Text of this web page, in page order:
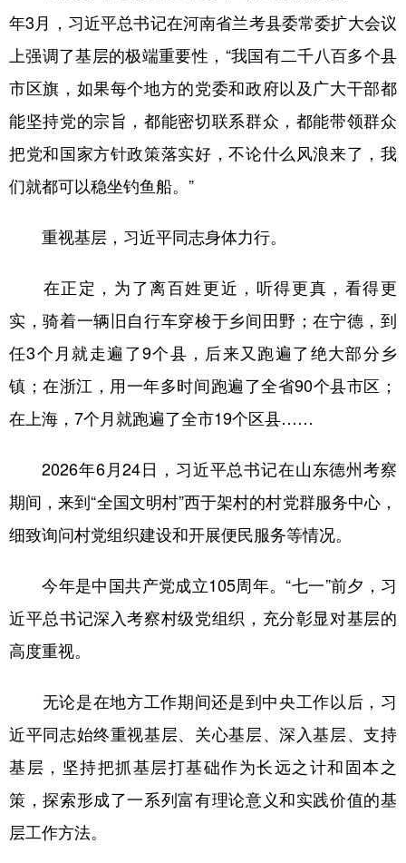
年3月，习近平总书记在河南省兰考县委常委扩大会议
上强调了基层的极端重要性，“我国有二千八百多个县
市区旗，如果每个地方的党委和政府以及广大干部都
能坚持党的宗旨，都能密切联系群众，都能带领群众
把党和国家方针政策落实好，不论什么风浪来了，我
们就都可以稳坐钓鱼船。”
重视基层，习近平同志身体力行。
在正定，为了离百姓更近，听得更真，看得更
实，骑着一辆旧自行车穿梭于乡间田野；在宁德，到
任3个月就走遍了9个县，后来又跑遍了绝大部分乡
镇；在浙江，用一年多时间跑遍了全省90个县市区；
在上海，7个月就跑遍了全市19个区县……
2026年6月24日，习近平总书记在山东德州考察
期间，来到“全国文明村”西于架村的村党群服务中心，
细致询问村党组织建设和开展便民服务等情况。
今年是中国共产党成立105周年。“七一”前夕，习
近平总书记深入考察村级党组织，充分彰显对基层的
高度重视。
无论是在地方工作期间还是到中央工作以后，习
近平同志始终重视基层、关心基层、深入基层、支持
基层，坚持把抓基层打基础作为长远之计和固本之
策，探索形成了一系列富有理论意义和实践价值的基
层工作方法。